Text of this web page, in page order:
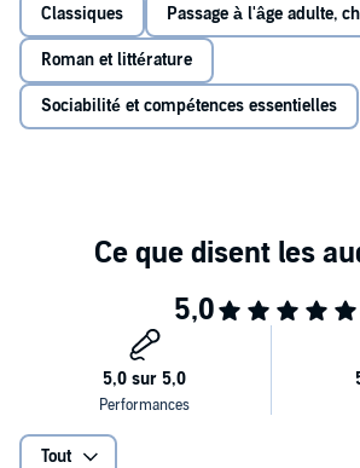
Classiques Passage à l'âge adulte,
Roman et littérature
Sociabilité et compétences essentielles
Tout